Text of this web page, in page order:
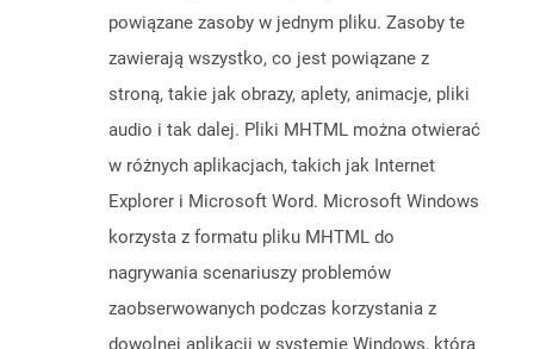
powiązane zasoby w jednym pliku. Zasoby te
zawierają wszystko, co jest powiązane z
stroną, takie jak obrazy, aplety, animacje, pliki
audio i tak dalej. Pliki MHTML można otwierać
w różnych aplikacjach, takich jak Internet
Explorer i Microsoft Word. Microsoft Windows
korzysta z formatu pliku MHTML do
nagrywania scenariuszy problemów
zaobserwowanych podczas korzystania z
dowolnej aplikacji w systemie Windows, która